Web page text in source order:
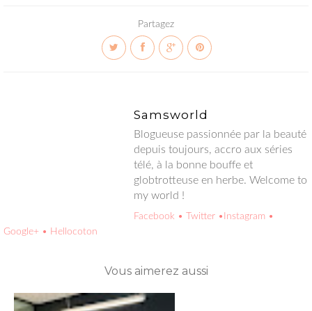
Partagez
Samsworld
Blogueuse passionnée par la beauté
depuis toujours, accro aux séries
télé, à la bonne bouffe et
globtrotteuse en herbe. Welcome to
my world !
Facebook • Twitter •Instagram •
Google+ • Hellocoton
Vous aimerez aussi